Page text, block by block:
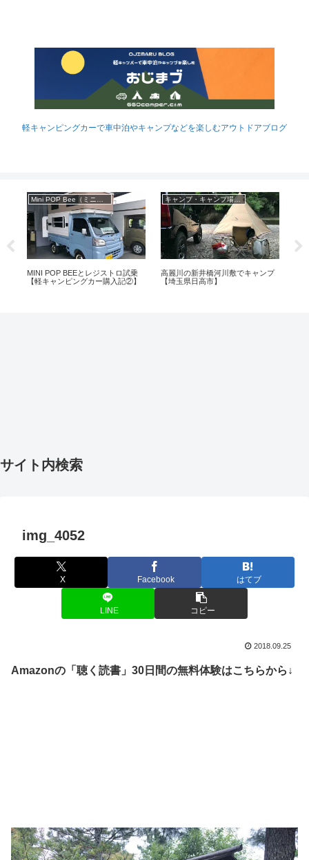
軽キャンピングカーで車中泊やキャンプなどを楽しむアウトドアブログ
MINI POP BEEとレジストロ試乗
【軽キャンピングカー購入記②】
キャンプ・キャンプ場レポ
高麗川の新井橋河川敷でキャンプ
【埼玉県日高市】
サイト内検索
img_4052
X Facebook はてブ
LINE コピー
2018.09.25
Amazonの「聴く読書」30日間の無料体験はこちらから↓